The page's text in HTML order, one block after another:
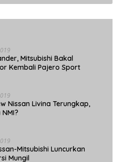
Mitsubishi Bakal
Kembali Pajero Sport
Nissan Livina Terungkap,
Mitsubishi Luncurkan
Mungil